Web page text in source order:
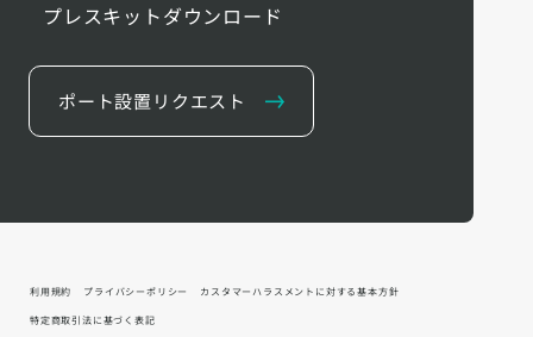
プレスキットダウンロード
ポート設置リクエスト
利用規約 プライバシーポリシー カスタマーハラスメントに対する基本方針
特定商取引法に基づく表記